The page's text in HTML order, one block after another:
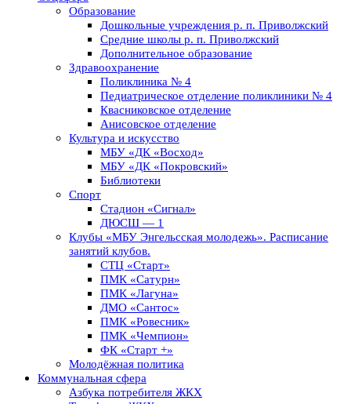
Образование
Дошкольные учреждения р. п. Приволжский
Средние школы р. п. Приволжский
Дополнительное образование
Здравоохранение
Поликлиника № 4
Педиатрическое отделение поликлиники № 4
Квасниковское отделение
Анисовское отделение
Культура и искусство
МБУ «ДК «Восход»
МБУ «ДК «Покровский»
Библиотеки
Спорт
Стадион «Сигнал»
ДЮСШ — 1
Клубы «МБУ Энгельсская молодежь». Расписание
занятий клубов.
СТЦ «Старт»
ПМК «Сатурн»
ПМК «Лагуна»
ДМО «Сантос»
ПМК «Ровесник»
ПМК «Чемпион»
ФК «Старт +»
Молодёжная политика
Коммунальная сфера
Азбука потребителя ЖКХ